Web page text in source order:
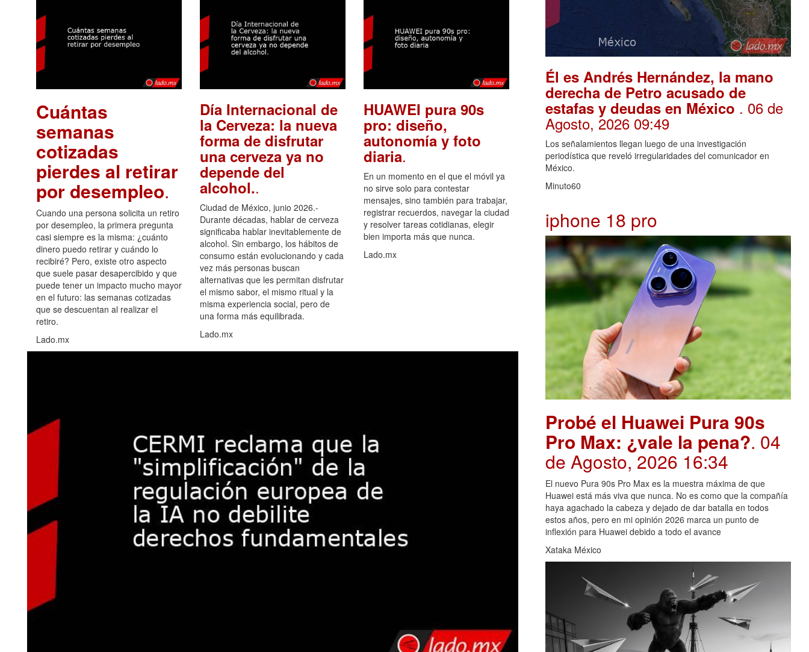
Cuántas
semanas
cotizadas
pierdes al retirar
por desempleo.
Cuando una persona solicita un retiro
por desempleo, la primera pregunta
casi siempre es la misma: ¿cuánto
dinero puedo retirar y cuándo lo
recibiré? Pero, existe otro aspecto
que suele pasar desapercibido y que
puede tener un impacto mucho mayor
en el futuro: las semanas cotizadas
que se descuentan al realizar el
retiro.
Lado.mx
Día Internacional de
la Cerveza: la nueva
forma de disfrutar
una cerveza ya no
depende del
alcohol..
Ciudad de México, junio 2026.-
Durante décadas, hablar de cerveza
significaba hablar inevitablemente de
alcohol. Sin embargo, los hábitos de
consumo están evolucionando y cada
vez más personas buscan
alternativas que les permitan disfrutar
el mismo sabor, el mismo ritual y la
misma experiencia social, pero de
una forma más equilibrada.
Lado.mx
HUAWEI pura 90s
pro: diseño,
autonomía y foto
diaria.
En un momento en el que el móvil ya
no sirve solo para contestar
mensajes, sino también para trabajar,
registrar recuerdos, navegar la ciudad
y resolver tareas cotidianas, elegir
bien importa más que nunca.
Lado.mx
Él es Andrés Hernández, la mano
derecha de Petro acusado de
estafas y deudas en México . 06 de
Agosto, 2026 09:49
Los señalamientos llegan luego de una investigación
periodística que reveló irregularidades del comunicador en
México.
Minuto60
iphone 18 pro
Probé el Huawei Pura 90s
Pro Max: ¿vale la pena?. 04
de Agosto, 2026 16:34
El nuevo Pura 90s Pro Max es la muestra máxima de que
Huawei está más viva que nunca. No es como que la compañía
haya agachado la cabeza y dejado de dar batalla en todos
estos años, pero en mi opinión 2026 marca un punto de
inflexión para Huawei debido a todo el avance
Xataka México